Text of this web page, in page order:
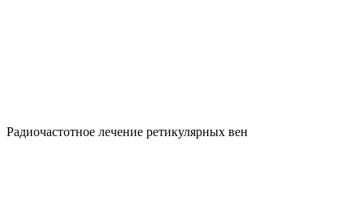
Радиочастотное лечение ретикулярных вен